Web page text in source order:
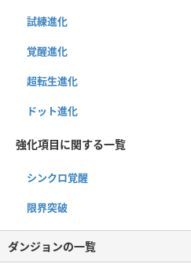
試練進化
覚醒進化
超転生進化
ドット進化
強化項目に関する一覧
シンクロ覚醒
限界突破
ダンジョンの一覧